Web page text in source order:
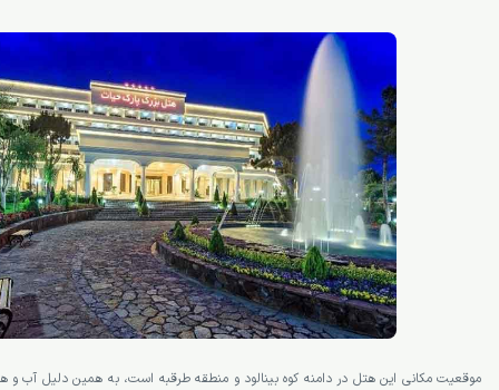
موقعیت مکانی این هتل در دامنه کوه بینالود و منطقه طرقبه است، به همین دلیل آب و